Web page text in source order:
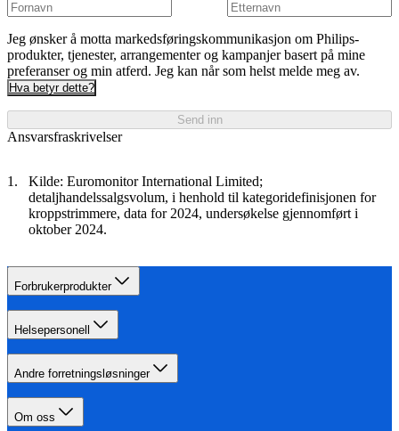
Jeg ønsker å motta markedsføringskommunikasjon om Philips-
produkter, tjenester, arrangementer og kampanjer basert på mine
preferanser og min atferd. Jeg kan når som helst melde meg av.
Hva betyr dette?
Send inn
Ansvarsfraskrivelser
Kilde: Euromonitor International Limited;
detaljhandelssalgsvolum, i henhold til kategoridefinisjonen for
kroppstrimmere, data for 2024, undersøkelse gjennomført i
oktober 2024.
Forbrukerprodukter
Helsepersonell
Andre forretningsløsninger
Om oss